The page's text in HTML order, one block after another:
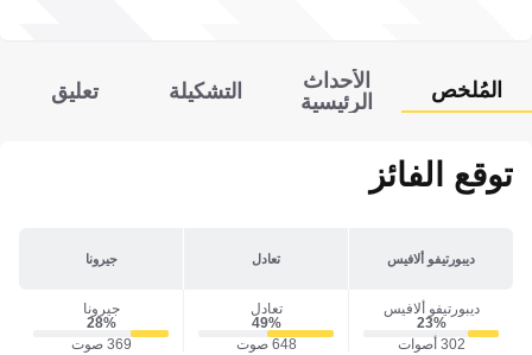
المُلخص
الأحداث
الرئيسية
التشكيلة تعليق
توقع الفائز
ديبورتيفو ألافيس تعادل جيرونا
ديبورتيفو ألافيس
23‎%‎
302 أصوات
تعادل
49‎%‎
648 صوت
جيرونا
28‎%‎
369 صوت